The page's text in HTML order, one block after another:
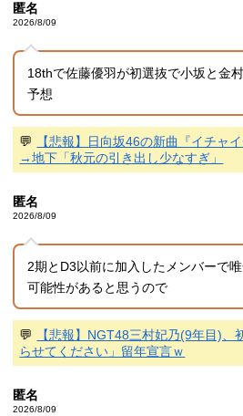
匿名
2026/8/09
18thで佐藤優羽が初選抜で小坂と金
予想
💬
【悲報】日向坂46の新曲『イチャ
→地下「秋元の引き出し少なすぎ」
匿名
2026/8/09
2期とD3以前に加入したメンバーで
可能性があると思うので
💬
【悲報】NGT48三村妃乃(9年目)
らせてください」留年宣言ｗ
匿名
2026/8/09